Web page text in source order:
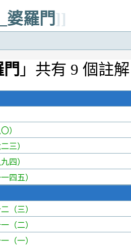
婆羅門]]
」共有 9 個註解
）
二三）
九四）
一四五）
（三）
（二）
（一）